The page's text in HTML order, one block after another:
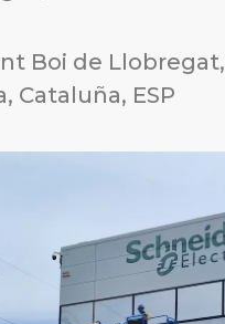
Boi de Llobregat,
Cataluña, ESP